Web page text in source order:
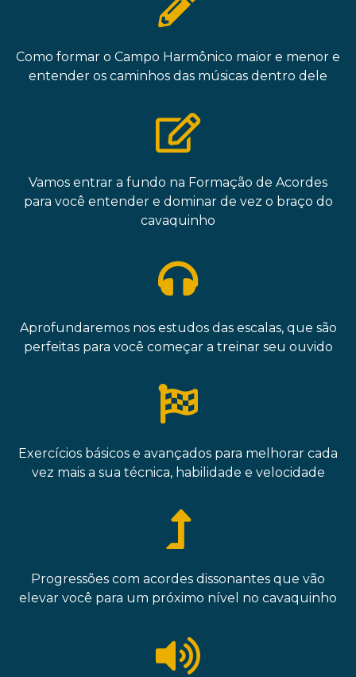
Como formar o Campo Harmônico maior e menor e
entender os caminhos das músicas dentro dele
Vamos entrar a fundo na Formação de Acordes
para você entender e dominar de vez o braço do
cavaquinho
Aprofundaremos nos estudos das escalas, que são
perfeitas para você começar a treinar seu ouvido
Exercícios básicos e avançados para melhorar cada
vez mais a sua técnica, habilidade e velocidade
Progressões com acordes dissonantes que vão
elevar você para um próximo nível no cavaquinho